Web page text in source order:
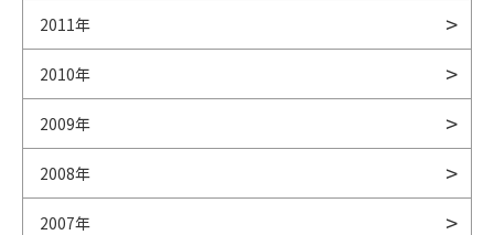
2011年
2010年
2009年
2008年
2007年